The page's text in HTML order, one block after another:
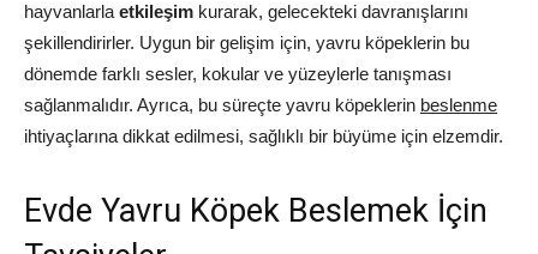
hayvanlarla etkileşim kurarak, gelecekteki davranışlarını
şekillendirirler. Uygun bir gelişim için, yavru köpeklerin bu
dönemde farklı sesler, kokular ve yüzeylerle tanışması
sağlanmalıdır. Ayrıca, bu süreçte yavru köpeklerin beslenme
ihtiyaçlarına dikkat edilmesi, sağlıklı bir büyüme için elzemdir.
Evde Yavru Köpek Beslemek İçin